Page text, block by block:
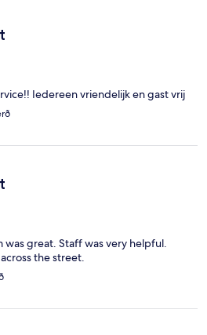
Iedereen vriendelijk en gast vrij
was great. Staff was very helpful.
the street.